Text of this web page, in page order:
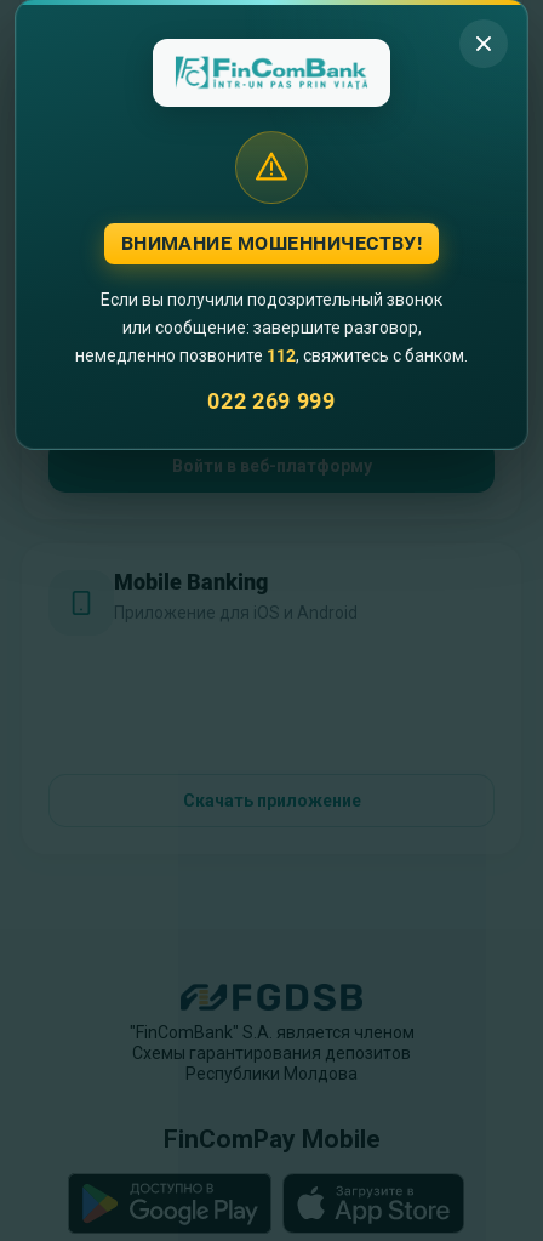
неподписанные зарплатные ведомости прямо в
приложении и общайтесь с банком через безопасные
Выберите платформу для работы
Internet Banking
Полная версия для desktop
Войти в веб-платформу
Mobile Banking
Приложение для iOS и Android
Скачать приложение
"FinComBank" S.A. является членом
Схемы гарантирования депозитов
Республики Молдова
FinComPay Mobile
ВНИМАНИЕ МОШЕННИЧЕСТВУ!
Если вы получили подозрительный звонок
или сообщение: завершите разговор,
немедленно позвоните 112, свяжитесь с банком.
022 269 999